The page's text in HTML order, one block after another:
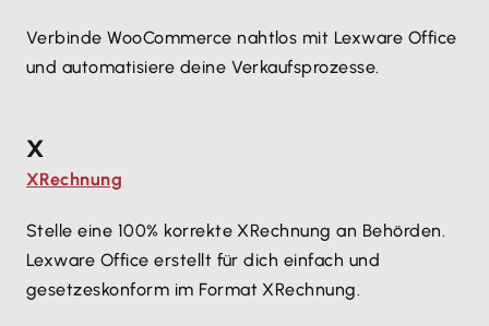
Verbinde WooCommerce nahtlos mit Lexware Office
und automatisiere deine Verkaufsprozesse.
X
XRechnung
Stelle eine 100% korrekte XRechnung an Behörden.
Lexware Office erstellt für dich einfach und
gesetzeskonform im Format XRechnung.